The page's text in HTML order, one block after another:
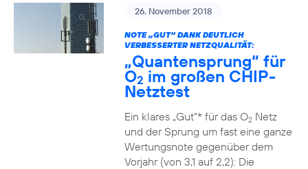
26. November 2018
NOTE „GUT“ DANK DEUTLICH
VERBESSERTER NETZQUALITÄT:
„Quantensprung“ für
O2 im großen CHIP-
Netztest
Ein klares „Gut“* für das O2Netz
und der Sprung um fast eine ganze
Wertungsnote gegenüber dem
Vorjahr (von 3,1 auf 2,2): Die